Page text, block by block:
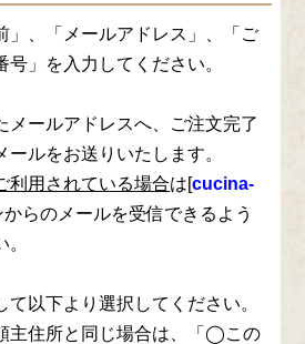
」、「メールアドレス」、「ご
」を入力してください。
ールアドレスへ、ご注文完了
ールをお送りいたします。
利用されている場合は[cucina-
らのメールを受信できるよう
て以下より選択してください。
主住所と同じ場合は、「◯この